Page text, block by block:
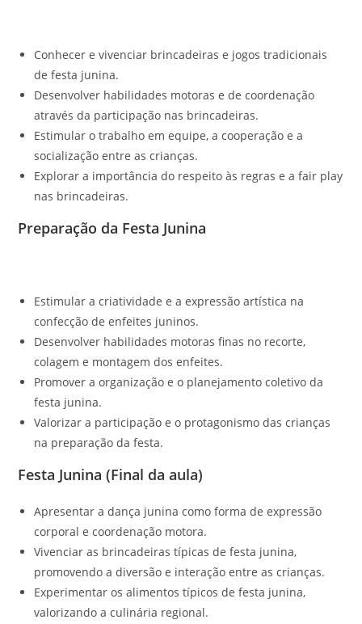
Conhecer e vivenciar brincadeiras e jogos tradicionais
de festa junina.
Desenvolver habilidades motoras e de coordenação
através da participação nas brincadeiras.
Estimular o trabalho em equipe, a cooperação e a
socialização entre as crianças.
Explorar a importância do respeito às regras e a fair play
nas brincadeiras.
Preparação da Festa Junina
Estimular a criatividade e a expressão artística na
confecção de enfeites juninos.
Desenvolver habilidades motoras finas no recorte,
colagem e montagem dos enfeites.
Promover a organização e o planejamento coletivo da
festa junina.
Valorizar a participação e o protagonismo das crianças
na preparação da festa.
Festa Junina (Final da aula)
Apresentar a dança junina como forma de expressão
corporal e coordenação motora.
Vivenciar as brincadeiras típicas de festa junina,
promovendo a diversão e interação entre as crianças.
Experimentar os alimentos típicos de festa junina,
valorizando a culinária regional.